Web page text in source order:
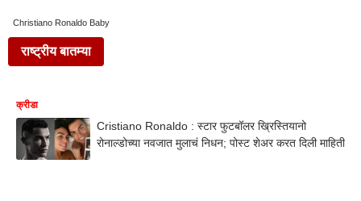
Christiano Ronaldo Baby
राष्ट्रीय बातम्या
क्रीडा
Cristiano Ronaldo : स्टार फुटबॉलर ख्रिस्तियानो
रोनाल्डोच्या नवजात मुलाचं निधन; पोस्ट शेअर करत दिली माहिती